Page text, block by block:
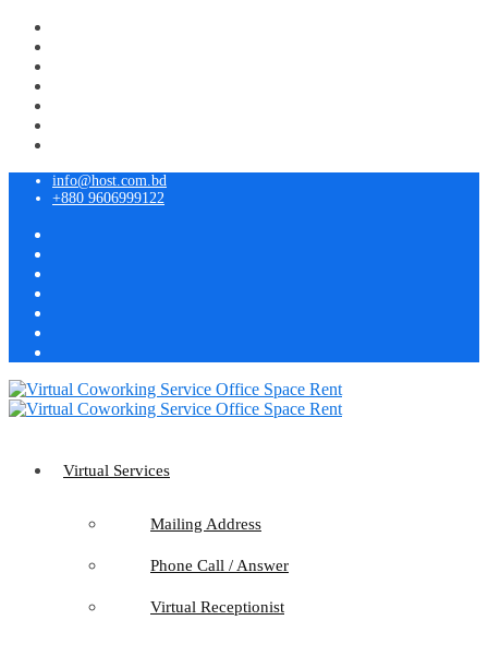
info@host.com.bd
+880 9606999122
Virtual Services
Mailing Address
Phone Call / Answer
Virtual Receptionist